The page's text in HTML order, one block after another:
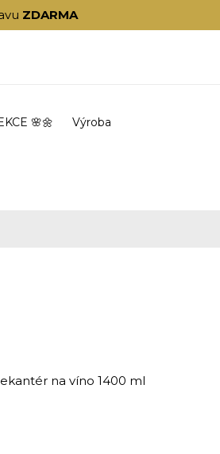
ZDARMA
🌸🌼 Výroba
na víno 1400 ml